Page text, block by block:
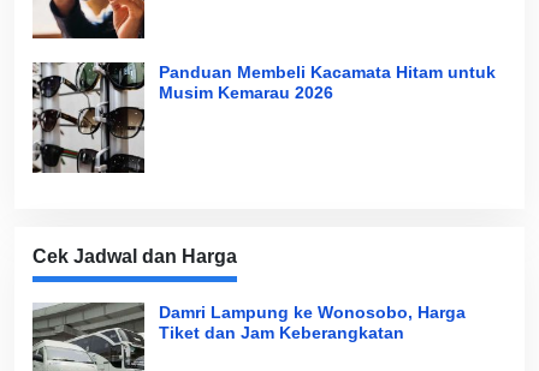
Panduan Membeli Kacamata Hitam untuk
Musim Kemarau 2026
Cek Jadwal dan Harga
Damri Lampung ke Wonosobo, Harga
Tiket dan Jam Keberangkatan